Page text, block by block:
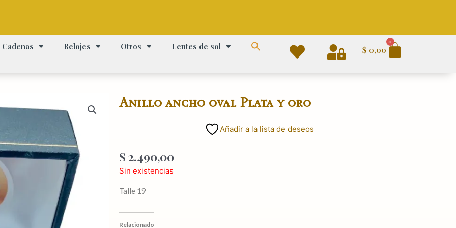
Cadenas Relojes Otros Lentes de sol $ 0,00
0
Carrito
Anillo ancho oval Plata y oro
Añadir a la lista de deseos
$ 2.490,00
Sin existencias
Talle 19
Relacionado